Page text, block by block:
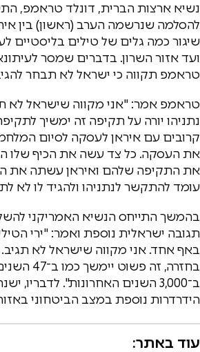
נשיא ארצות הברית, דונלד טראמפ,
להסלמה שנרשמה הערב (ראשון) בין
שיגור כמה גלים של טילים בליסטיים
ועד אזור השרון. בדברים שמסר
טראמפ תקווה כי ישראל לא תבחר
טראמפ אמר: "אני מקווה שישראל לא
נתניהו יורה על תקיפה זה ימשיך
קרובים עם איראן לעסקה לסיום
את העסקה. כל צד עשה את הכיף שלו
את התקיפה שלהם ואיראן עשתה את
עומד להתקשר לנתניהו ולהגיד לו לא
בהמשך התייחס הנשיא האמריקני
תגובה ישראלית נוספת ואמר: "ירי
באף אחד. אני מקווה שישראל לא
בחזרה, זה
ב־3,000 השנים האחרונות". לדבריו,
הידרדרות נוספת במצב הביטחוני
עוד באתר: